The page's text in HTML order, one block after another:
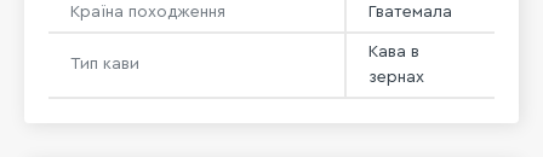
Країна походження Гватемала
Тип кави
Кава в
зернах